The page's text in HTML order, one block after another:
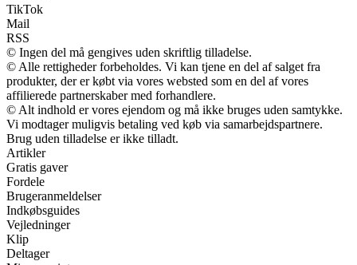
TikTok
Mail
RSS
© Ingen del må gengives uden skriftlig tilladelse.
© Alle rettigheder forbeholdes. Vi kan tjene en del af salget fra
produkter, der er købt via vores websted som en del af vores
affilierede partnerskaber med forhandlere.
© Alt indhold er vores ejendom og må ikke bruges uden samtykke.
Vi modtager muligvis betaling ved køb via samarbejdspartnere.
Brug uden tilladelse er ikke tilladt.
Artikler
Gratis gaver
Fordele
Brugeranmeldelser
Indkøbsguides
Vejledninger
Klip
Deltager